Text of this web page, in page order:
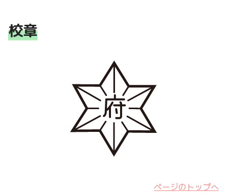
校章
ページのトップへ